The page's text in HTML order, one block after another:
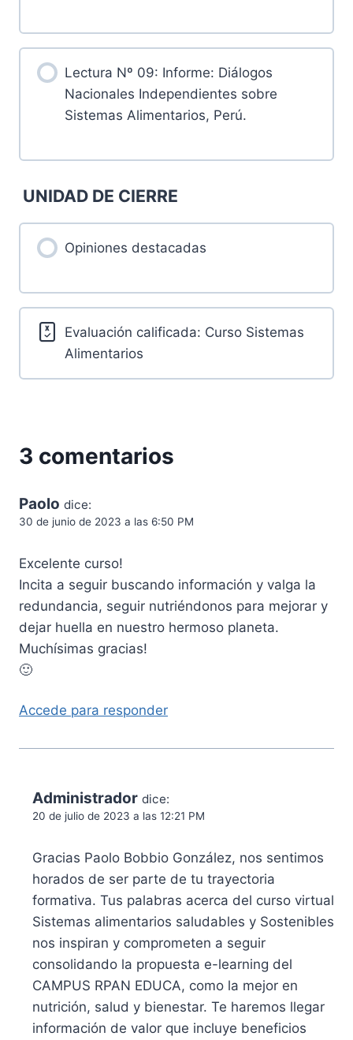
Lectura Nº 09: Informe: Diálogos
Nacionales Independientes sobre
Sistemas Alimentarios, Perú.
UNIDAD DE CIERRE
Opiniones destacadas
Evaluación calificada: Curso Sistemas
Alimentarios
3 comentarios
Paolo dice:
30 de junio de 2023 a las 6:50 PM
Excelente curso!
Incita a seguir buscando información y valga la
redundancia, seguir nutriéndonos para mejorar y
dejar huella en nuestro hermoso planeta.
Muchísimas gracias!
🙂
Accede para responder
Administrador dice:
20 de julio de 2023 a las 12:21 PM
Gracias Paolo Bobbio González, nos sentimos
horados de ser parte de tu trayectoria
formativa. Tus palabras acerca del curso virtual
Sistemas alimentarios saludables y Sostenibles
nos inspiran y comprometen a seguir
consolidando la propuesta e-learning del
CAMPUS RPAN EDUCA, como la mejor en
nutrición, salud y bienestar. Te haremos llegar
información de valor que incluye beneficios